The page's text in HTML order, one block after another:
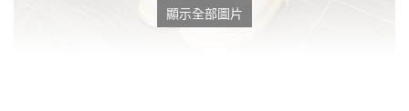
顯示全部圖片